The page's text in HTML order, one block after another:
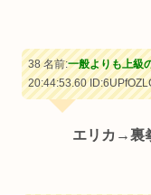
38 名前:一般よりも上級
20:44:53.60
エリカ→裏